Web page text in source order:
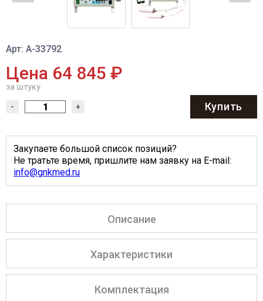
Арт: А-33792
Цена 64 845 ₽
за штуку
- + Купить
Закупаете большой список позиций?
Не тратьте время, пришлите нам заявку на E-mail:
info@gnkmed.ru
Описание
Характеристики
Комплектация